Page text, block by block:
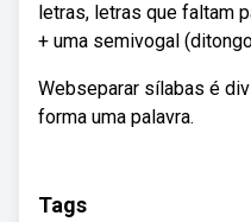
letras, letras que faltam
+ uma semivogal
Webseparar sílabas é
forma uma palavra.
Tags